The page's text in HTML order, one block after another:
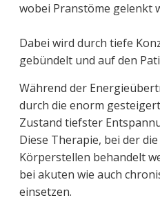
wobei Pranstöme gelenkt
Dabei wird durch tiefe
gebündelt und auf den
Während der
durch die enorm
Zustand tiefster
Diese Therapie, bei der
Körperstellen behandelt
bei akuten wie auch
einsetzen.